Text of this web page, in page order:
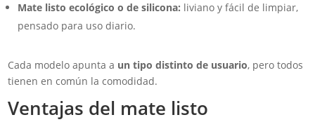
Mate listo ecológico o de silicona: liviano y fácil de limpiar,
pensado para uso diario.
Cada modelo apunta a un tipo distinto de usuario, pero todos
tienen en común la comodidad.
Ventajas del mate listo